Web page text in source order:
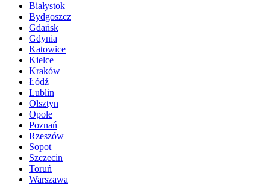
Białystok
Bydgoszcz
Gdańsk
Gdynia
Katowice
Kielce
Kraków
Łódź
Lublin
Olsztyn
Opole
Poznań
Rzeszów
Sopot
Szczecin
Toruń
Warszawa